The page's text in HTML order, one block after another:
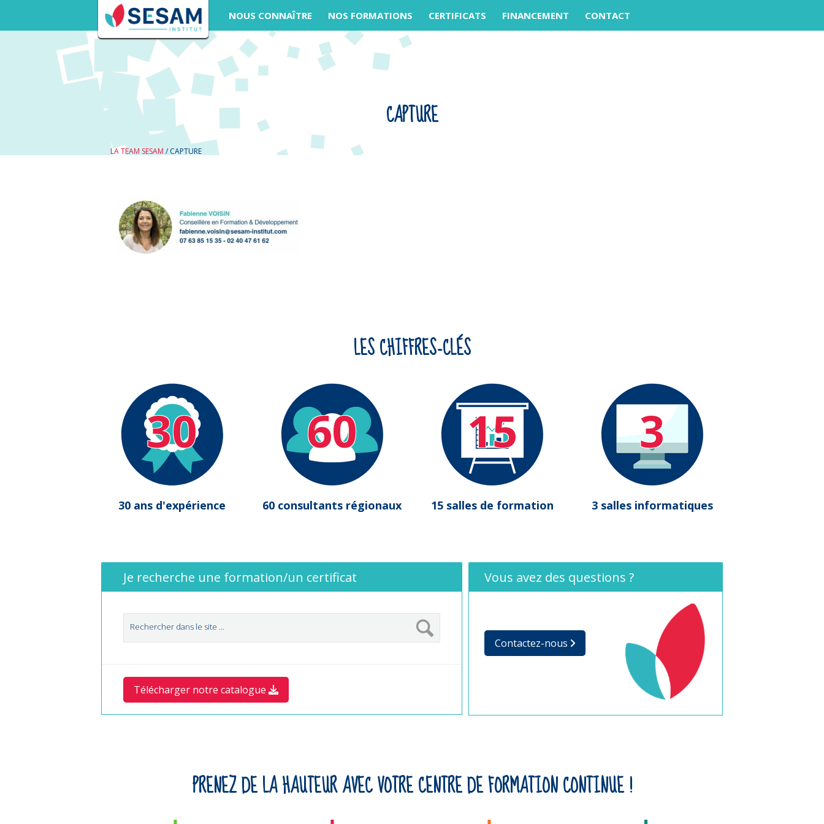
NOUS CONNAÎTRE NOS FORMATIONS CERTIFICATS FINANCEMENT CONTACT
CAPTURE
LA TEAM SESAM / CAPTURE
LES CHIFFRES-CLÉS
30
30 ans d'expérience
60
60 consultants régionaux
15
15 salles de formation
3
3 salles informatiques
Je recherche une formation/un certificat
Télécharger notre catalogue
Vous avez des questions ?
Contactez-nous
PRENEZ DE LA HAUTEUR AVEC VOTRE CENTRE DE FORMATION CONTINUE !